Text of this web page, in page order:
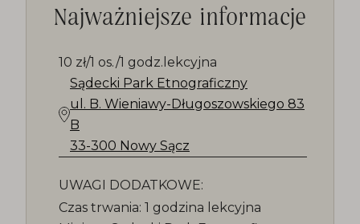
Najważniejsze informacje
10 zł/1 os./1 godz.lekcyjna
Sądecki Park Etnograficzny
ul. B. Wieniawy-Długoszowskiego 83
B
33-300 Nowy Sącz
UWAGI DODATKOWE:
Czas trwania: 1 godzina lekcyjna